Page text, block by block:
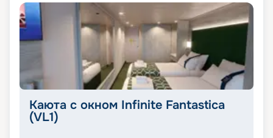
Каюта с окном Infinite Fantastica
(VL1)